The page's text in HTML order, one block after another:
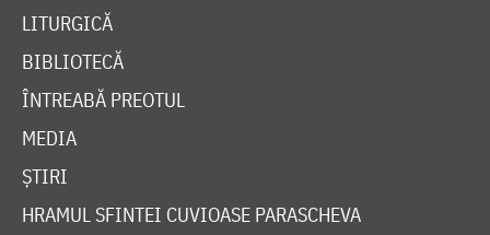
LITURGICĂ
BIBLIOTECĂ
ÎNTREABĂ PREOTUL
MEDIA
ȘTIRI
HRAMUL SFINTEI CUVIOASE PARASCHEVA